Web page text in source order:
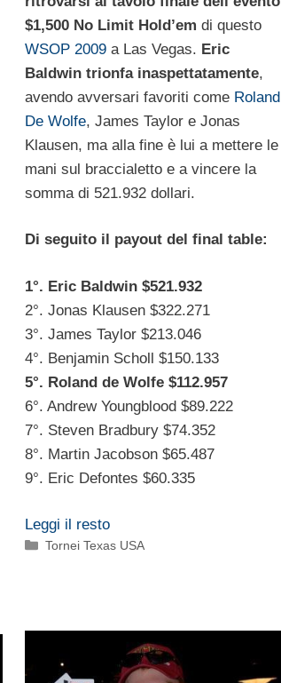
$1,500 No Limit Hold’em di questo
WSOP 2009 a Las Vegas. Eric
Baldwin trionfa inaspettatamente,
avendo avversari favoriti come Roland
De Wolfe, James Taylor e Jonas
Klausen, ma alla fine è lui a mettere le
mani sul braccialetto e a vincere la
somma di 521.932 dollari.
Di seguito il payout del final table:
1°. Eric Baldwin $521.932
2°. Jonas Klausen $322.271
3°. James Taylor $213.046
4°. Benjamin Scholl $150.133
5°. Roland de Wolfe $112.957
6°. Andrew Youngblood $89.222
7°. Steven Bradbury $74.352
8°. Martin Jacobson $65.487
9°. Eric Defontes $60.335
Leggi il resto
Categorie
Tornei Texas USA